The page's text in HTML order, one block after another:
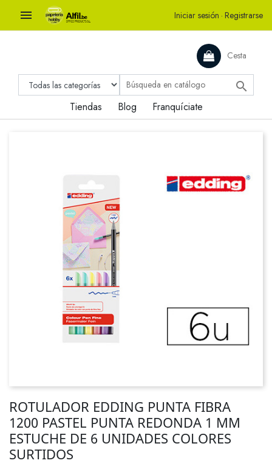
 Iniciar sesión · Registrarse
Cesta

Tiendas Blog Franquíciate
ROTULADOR EDDING PUNTA FIBRA
1200 PASTEL PUNTA REDONDA 1 MM
ESTUCHE DE 6 UNIDADES COLORES
SURTIDOS